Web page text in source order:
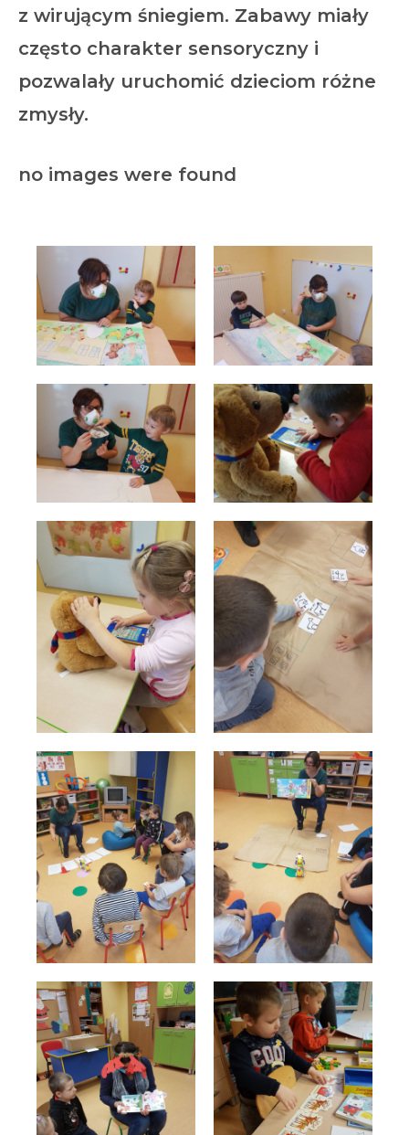
z wirującym śniegiem. Zabawy miały
często charakter sensoryczny i
pozwalały uruchomić dzieciom różne
zmysły.
no images were found